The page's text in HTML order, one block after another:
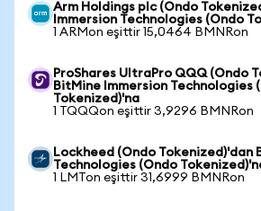
Arm Holdings plc (Ondo
Immersion Technologies (Ondo
1 ARMon eşittir 15,0464 BMNRon
ProShares UltraPro QQQ (Ondo
BitMine Immersion Technologies
Tokenized)'na
1 TQQQon eşittir 3,9296 BMNRon
Lockheed (Ondo Tokenized)'dan
Technologies (Ondo
1 LMTon eşittir 31,6999 BMNRon